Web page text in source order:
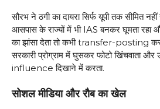
सौरभ ने ठगी का दायरा सिर्फ यूपी तक सीमित
आसपास के राज्यों में भी IAS बनकर घूमता रहा
का झांसा देता तो कभी transfer-posting
सरकारी प्रोग्राम में घुसकर फोटो खिंचवाता
influence दिखाने में करता.
सोशल मीडिया और रौब का खेल